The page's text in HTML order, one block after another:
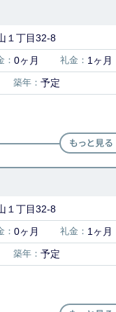
１丁目32-8
： 0ヶ月 礼金： 1ヶ月
築年： 予定
１丁目32-8
： 0ヶ月 礼金： 1ヶ月
築年： 予定